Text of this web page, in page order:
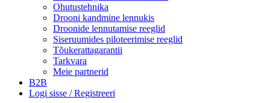
Ohutustehnika
Drooni kandmine lennukis
Droonide lennutamise reeglid
Siseruumides piloteerimise reeglid
Tõukerattagarantii
Tarkvara
Meie partnerid
B2B
Logi sisse / Registreeri